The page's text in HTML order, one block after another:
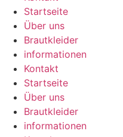
Startseite
Über uns
Brautkleider
informationen
Kontakt
Startseite
Über uns
Brautkleider
informationen